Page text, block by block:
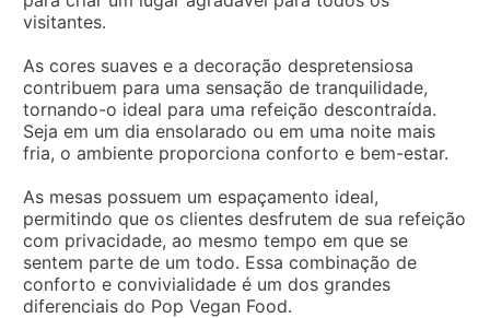
visitantes.
As cores suaves e a decoração despretensiosa
contribuem para uma sensação de tranquilidade,
tornando-o ideal para uma refeição descontraída.
Seja em um dia ensolarado ou em uma noite mais
fria, o ambiente proporciona conforto e bem-estar.
As mesas possuem um espaçamento ideal,
permitindo que os clientes desfrutem de sua refeição
com privacidade, ao mesmo tempo em que se
sentem parte de um todo. Essa combinação de
conforto e convivialidade é um dos grandes
diferenciais do Pop Vegan Food.